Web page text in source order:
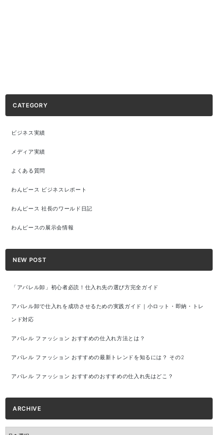
CATEGORY
ビジネス実績
メディア実績
よくある質問
わんピース ビジネスレポート
わんピース 社長のワールド日記
わんピースの展示会情報
NEW POST
「アパレル卸」初心者必読！仕入れ先の選び方完全ガイド
アパレル卸で仕入れを成功させるための実践ガイド｜小ロット・即納・トレ
ンド対応
アパレル ファッション おすすめの仕入れ方法とは？
アパレル ファッション おすすめの最新トレンドを知るには？ その2
アパレル ファッション おすすめのおすすめの仕入れ先はどこ？
ARCHIVE
ARCHIVE